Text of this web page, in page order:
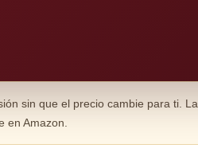
sin que el precio cambie para ti. La
en Amazon.